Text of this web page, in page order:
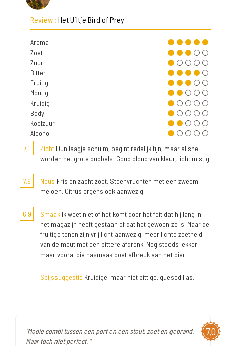
Review : Het Uiltje Bird of Prey
Aroma
Zoet
Zuur
Bitter
Fruitig
Moutig
Kruidig
Body
Koolzuur
Alcohol
7,1
Zicht Dun laagje schuim, begint redelijk fijn, maar al snel
worden het grote bubbels. Goud blond van kleur, licht mistig.
7,9 Neus Fris en zacht zoet. Steenvruchten met een zweem
meloen. Citrus ergens ook aanwezig.
6,9 Smaak Ik weet niet of het komt door het feit dat hij lang in
het magazijn heeft gestaan of dat het gewoon zo is. Maar de
fruitige tonen zijn vrij licht aanwezig, meer lichte zoetheid
van de mout met een bittere afdronk. Nog steeds lekker
maar vooral die nasmaak doet afbreuk aan het bier.
Spijssuggestie Kruidige, maar niet pittige, quesedillas.
7,0
"Mooie combi tussen een port en een stout, zoet en gebrand.
Maar toch niet perfect. "